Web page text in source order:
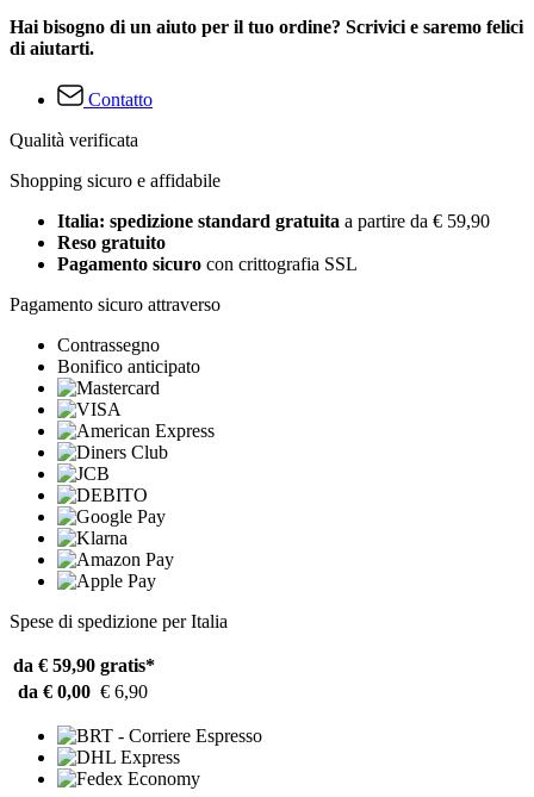
Hai bisogno di un aiuto per il tuo ordine? Scrivici e saremo felici
di aiutarti.
Contatto
Qualità verificata
Shopping sicuro e affidabile
Italia: spedizione standard gratuita a partire da € 59,90
Reso gratuito
Pagamento sicuro con crittografia SSL
Pagamento sicuro attraverso
Contrassegno
Bonifico anticipato
Spese di spedizione per Italia
da € 59,90 gratis*
da € 0,00 € 6,90